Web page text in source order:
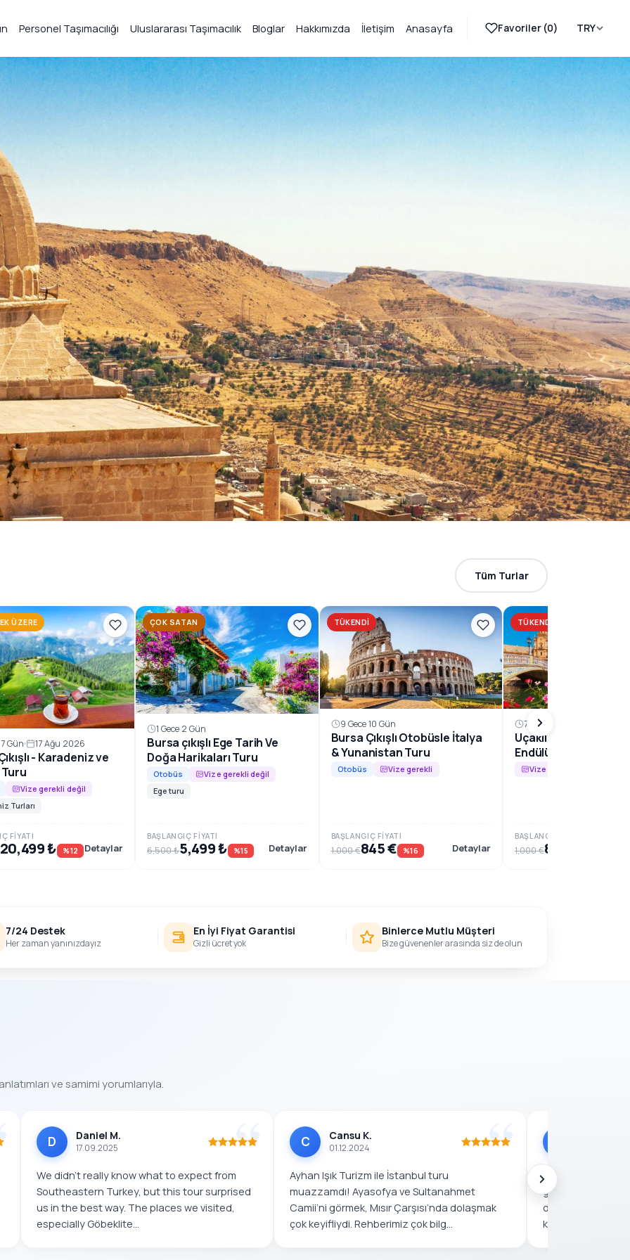
Personel Taşımacılığı Uluslararası Taşımacılık Bloglar Hakkımızda İletişim Anasayfa Favoriler (0) TRY
konforlu ve planlı tur
Tüm Turlar
ÜZERE
Gün 17 Ağu 2026
- Karadeniz ve
Vize gerekli değil
Turları
FIYATI
20,499 ₺ %12 Detaylar
ÇOK SATAN
1 Gece 2 Gün
Bursa çıkışlı Ege Tarih Ve
Doğa Harikaları Turu
Otobüs
Vize gerekli değil
Ege turu
BAŞLANGIÇ FIYATI
6,500 ₺5,499 ₺ %15 Detaylar
TÜKENDI
9 Gece 10 Gün
Bursa Çıkışlı Otobüsle İtalya
& Yunanistan Turu
Otobüs Vize gerekli
BAŞLANGIÇ FIYATI
1,000 €845 € %16 Detaylar
TÜKENDI
7 Gece 8 Gün
Uçaklı Büyük
Endülüs Harikaları
Vize gerekli
BAŞLANGIÇ FIYATI
1,000 €859 €
7/24 Destek
Her zaman yanınızdayız
En İyi Fiyat Garantisi
Gizli ücret yok
Binlerce Mutlu Müşteri
Bize güvenenler arasında siz de olun
ve samimi yorumlarıyla.
D Daniel M.
17.09.2025
We didn’t really know what to expect from
Southeastern Turkey, but this tour surprised
us in the best way. The places we visited,
especially Göbeklite...
C Cansu K.
01.12.2024
Ayhan Işık Turizm ile İstanbul turu
muazzamdı! Ayasofya ve Sultanahmet
Camii’ni görmek, Mısır Çarşısı’nda dolaşmak
çok keyifliydi. Rehberimiz çok bilg...
Bulgaristan’dan
gelerek Ayhan
deneyim
kadar